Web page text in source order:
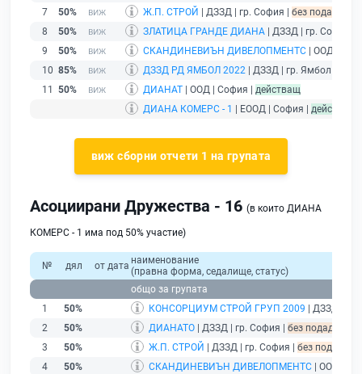
7
50% Ж.П. СТРОЙ | ДЗЗД | гр. София | без подаден
8
50% ЗЛАТИЦА ГРАНДЕ ДИАНА | ДЗЗД | гр. София |
9
50% СКАНДИНЕВИЪН ДИВЕЛОПМЕНТС | ООД |
10 85% ДЗЗД РД ЯМБОЛ 2022 | ДЗЗД | гр. Ямбол |
11
50% ДИАНАТ | ООД | София | действащ
ДИАНА КОМЕРС - 1
| ЕООД | София | действащ
виж сборни отчети 1 на групата
Асоциирани Дружества - 16 (в които ДИАНА
КОМЕРС - 1 има под 50% участие)
№ дял от дата наименование
(правна форма, седалище, статус)
общо за групата
1
50% КОНСОРЦИУМ СТРОЙ ГРУП 2009 | ДЗЗД |
2
50% ДИАНАТО | ДЗЗД | гр. София | без подаден
3
50% Ж.П. СТРОЙ | ДЗЗД | гр. София | без подаден
4
50% СКАНДИНЕВИЪН ДИВЕЛОПМЕНТС | ООД |